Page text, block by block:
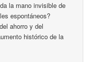
la mano invisible de
espontáneos?
ahorro y del
histórico de la